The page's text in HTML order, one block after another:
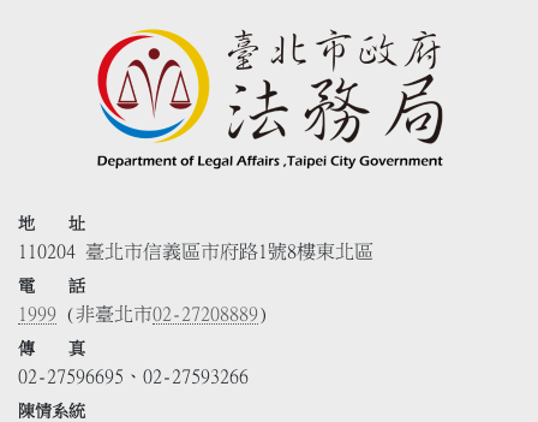
地 址
110204 臺北市信義區市府路1號8樓東北區
電 話
1999 (非臺北市02-27208889)
傳 真
02-27596695、02-27593266
陳情系統